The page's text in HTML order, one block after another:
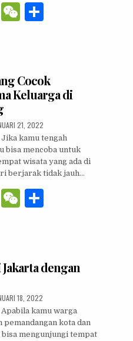
Li W
at
ROMANTIS DI TENGAH HUTAN, WANA
Cocok
Keluarga di
DATE:
21, 2022
kamu tengah
bisa mencoba untuk
wisata yang ada di
berjarak tidak jauh…
Li W
at
YANG COCOK DIKUNJUNGI BERSAMA
dengan
DATE:
18, 2022
kamu warga
pemandangan kota dan
bisa mengunjungi tempat